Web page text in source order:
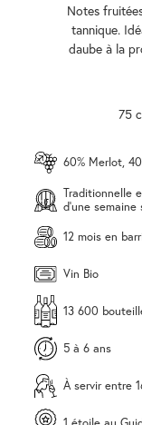
Notes
tannique.
daube à la
75
60% Merlot,
Traditionnelle
d'une semaine
12 mois en
Vin Bio
13 600
5 à 6 ans
À servir entre